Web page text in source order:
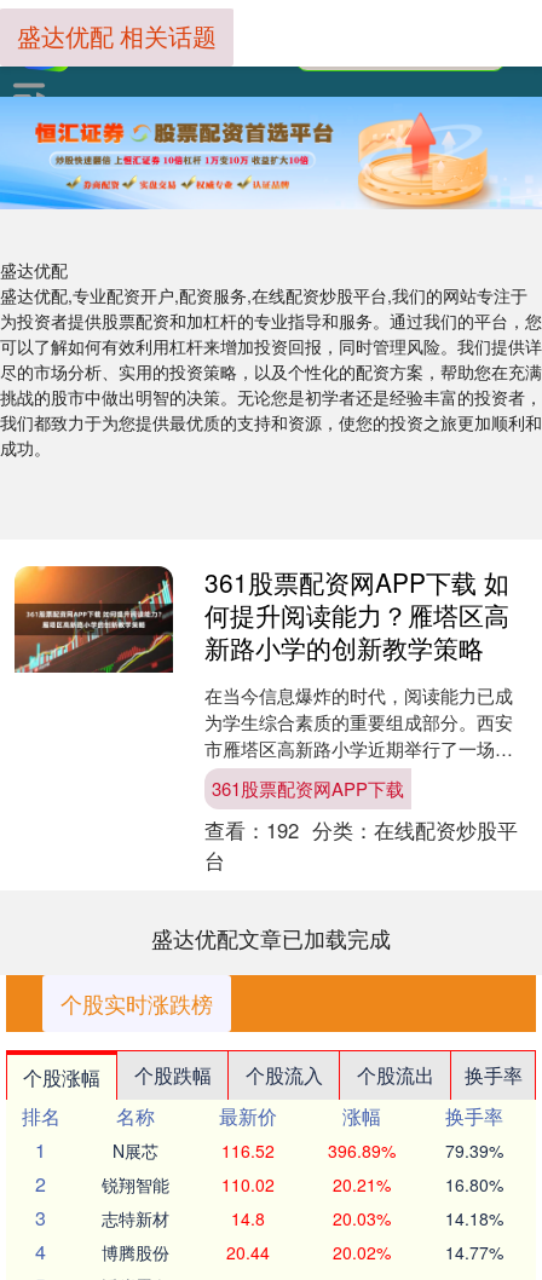
盛达优配
盛达优配,专业配资开户,配资服务,在线配资炒股平台,我们的网站专注于
为投资者提供股票配资和加杠杆的专业指导和服务。通过我们的平台，您
可以了解如何有效利用杠杆来增加投资回报，同时管理风险。我们提供详
尽的市场分析、实用的投资策略，以及个性化的配资方案，帮助您在充满
挑战的股市中做出明智的决策。无论您是初学者还是经验丰富的投资者，
我们都致力于为您提供最优质的支持和资源，使您的投资之旅更加顺利和
成功。
盛达优配 相关话题
361股票配资网APP下载 如
何提升阅读能力？雁塔区高
新路小学的创新教学策略
在当今信息爆炸的时代，阅读能力已成
为学生综合素质的重要组成部分。西安
市雁塔区高新路小学近期举行了一场别
开生面的语文教学研讨活动，围绕如何
提升学生的阅读策略展开深....
361股票配资网APP下载
查看： 192 分类： 在线配资炒股平
台
盛达优配文章已加载完成
个股实时涨跌榜
个股涨幅 个股跌幅 个股流入 个股流出
换手率
排名
名称 最新价 涨幅
换手率
1
N展芯 116.52 396.89% 79.39%
2 锐翔智能 110.02 20.21% 16.80%
3 志特新材 14.8 20.03% 14.18%
4 博腾股份 20.44 20.02% 14.77%